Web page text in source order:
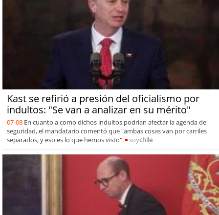
Kast se refirió a presión del oficialismo por
indultos: "Se van a analizar en su mérito"
07-08 En cuanto a como dichos indultos podrían afectar la agenda de
seguridad, el mandatario comentó que "ambas cosas van por carriles
separados, y eso es lo que hemos visto".
soychile